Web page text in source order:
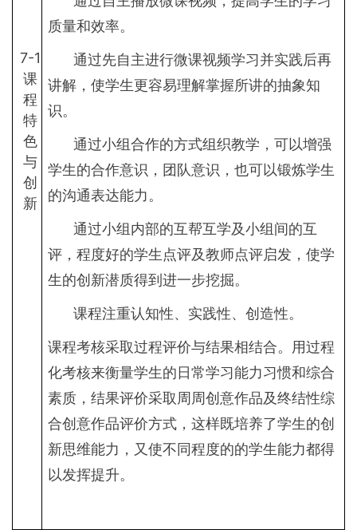
7-1
课
程
特
色
与
创
新
质量和效率。
通过先自主进行微课视频学习并实践后再
讲解，使学生更容易理解掌握所讲的抽象知
识。
通过小组合作的方式组织教学，可以增强
学生的合作意识，团队意识，也可以锻炼学生
的沟通表达能力。
通过小组内部的互帮互学及小组间的互
评，程度好的学生点评及教师点评启发，使学
生的创新潜质得到进一步挖掘。
课程注重认知性、实践性、创造性。
课程考核采取过程评价与结果相结合。用过程
化考核来衡量学生的日常学习能力习惯和综合
素质，结果评价采取周周创意作品及终结性综
合创意作品评价方式，这样既培养了学生的创
新思维能力，又使不同程度的的学生能力都得
以发挥提升。